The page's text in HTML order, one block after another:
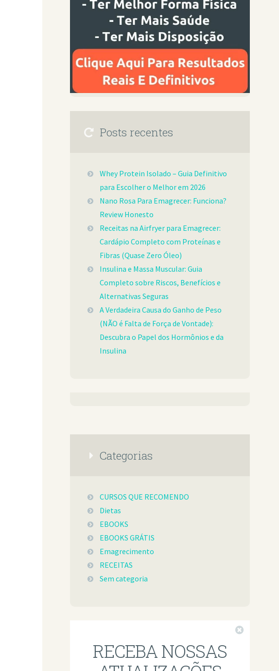
Posts recentes
Whey Protein Isolado – Guia Definitivo
para Escolher o Melhor em 2026
Nano Rosa Para Emagrecer: Funciona?
Review Honesto
Receitas na Airfryer para Emagrecer:
Cardápio Completo com Proteínas e
Fibras (Quase Zero Óleo)
Insulina e Massa Muscular: Guia
Completo sobre Riscos, Benefícios e
Alternativas Seguras
A Verdadeira Causa do Ganho de Peso
(NÃO é Falta de Força de Vontade):
Descubra o Papel dos Hormônios e da
Insulina
Categorias
CURSOS QUE RECOMENDO
Dietas
EBOOKS
EBOOKS GRÁTIS
Emagrecimento
RECEITAS
Sem categoria
RECEBA NOSSAS